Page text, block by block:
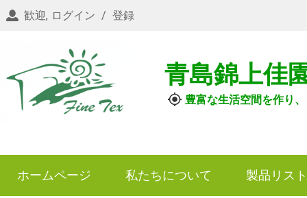
歓迎, ログイン / 登録
青島錦上佳
豊富な生活空間を作り
ホームページ 私たちについて 製品リスト